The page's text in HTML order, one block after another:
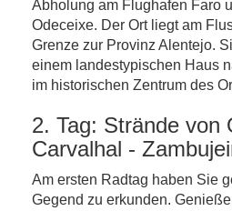
Abholung am Flughafen Faro
Odeceixe. Der Ort liegt am
Grenze zur Provinz Alentejo.
einem landestypischen Haus
im historischen Zentrum des
2. Tag: Strände von
Carvalhal -
Am ersten Radtag haben Sie
Gegend zu erkunden.